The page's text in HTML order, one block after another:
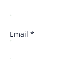
Email *